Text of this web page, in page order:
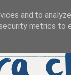
and to
metrics to